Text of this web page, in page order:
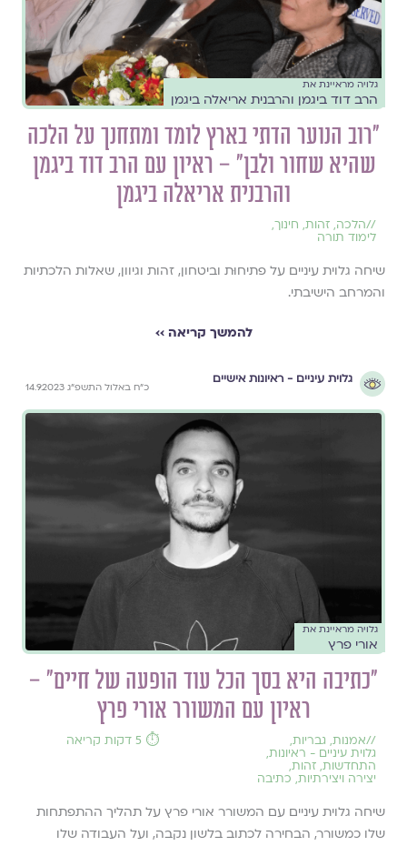
גלויה מראיינת את
הרב דוד ביגמן והרבנית אריאלה ביגמן
"רוב הנוער הדתי בארץ לומד ומתחנך על הלכה
שהיא שחור ולבן" – ראיון עם הרב דוד ביגמן
והרבנית אריאלה ביגמן
//הלכה, זהות, חינוך,
לימוד תורה
שיחה גלוית עיניים על פתיחוּת וביטחון, זהות וגיוון, שאלות הלכתיות
והמרחב הישיבתי.
להמשך קריאה ››
גלוית עיניים - ראיונות אישיים
כ״ח באלול התשפ״ג 14.9.2023
גלויה מראיינת את
אורי פרץ
"כתיבה היא בסך הכל עוד הופעה של חיים" –
ראיון עם המשורר אורי פרץ
//אמנות, גבריות,
גלוית עיניים - ראיונות,
התחדשות, זהות,
יצירה ויצירתיות, כתיבה
⏱️ 5 דקות קריאה
שיחה גלוית עיניים עם המשורר אורי פרץ על תהליך ההתפתחות
שלו כמשורר, הבחירה לכתוב בלשון נקבה, ועל העבודה שלו